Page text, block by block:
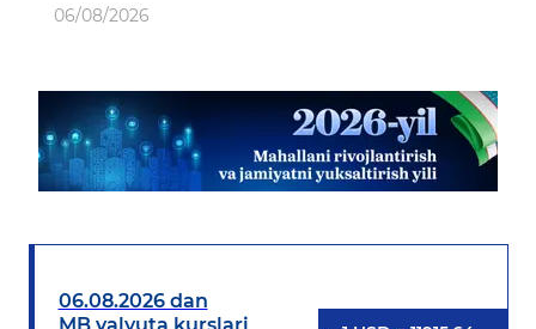
06/08/2026
06.08.2026 dan